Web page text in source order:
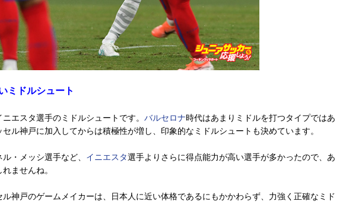
ミドルシュート
エスタ選手のミドルシュートです。 バルセロナ時代はあまりミドルを打つタイプではあ
ル神戸に加入してからは積極性が増し、印象的なミドルシュートも決めています。
・メッシ選手など、 イニエスタ選手よりさらに得点能力が高い選手が多かったので、あ
ませんね。
神戸のゲームメイカーは、日本人に近い体格であるにもかかわらず、力強く正確なミド